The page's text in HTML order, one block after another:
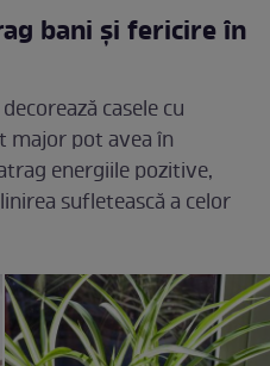
bani și fericire în
casele cu
major pot avea în
energiile pozitive,
sufletească a celor